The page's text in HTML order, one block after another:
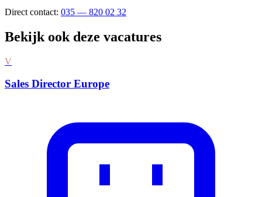
Direct contact: 035 — 820 02 32
Bekijk ook deze vacatures
V
Sales Director Europe